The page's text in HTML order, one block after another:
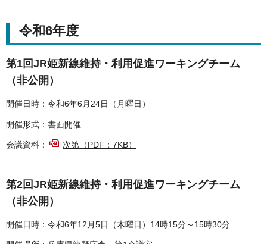
令和6年度
第1回JR姫新線維持・利用促進ワーキングチーム
（非公開）
開催日時：令和6年6月24日（月曜日）
開催形式：書面開催
会議資料： 次第（PDF：7KB）
第2回JR姫新線維持・利用促進ワーキングチーム
（非公開）
開催日時：令和6年12月5日（木曜日）14時15分～15時30分